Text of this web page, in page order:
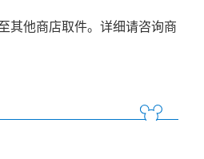
其他商店取件。详细请咨询商